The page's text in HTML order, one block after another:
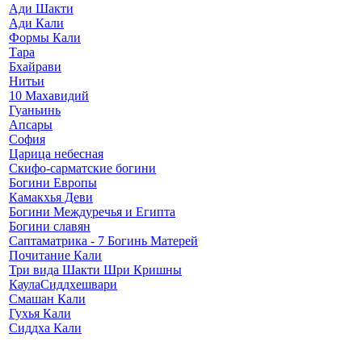
Ади Шакти
Ади Кали
Формы Кали
Тара
Бхайрави
Нитьи
10 Махавидий
Гуаньинь
Апсары
София
Царица небесная
Скифо-сарматские богини
Богини Европы
Камакхья Деви
Богини Междуречья и Египта
Богини славян
Саптаматрика - 7 Богинь Матерей
Почитание Кали
Три вида Шакти Шри Кришны
КаулаСиддхешвари
Смашан Кали
Гухья Кали
Сиддха Кали